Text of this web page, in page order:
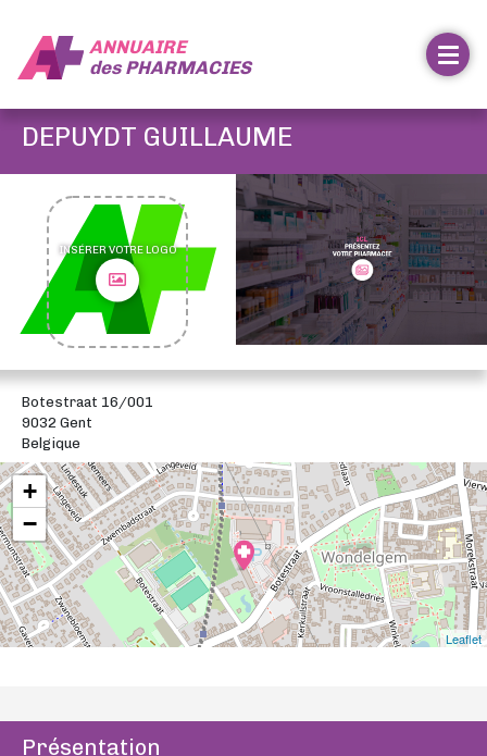
ANNUAIRE
desPHARMACIES
DEPUYDT GUILLAUME
INSÉRER VOTRE LOGO
Botestraat 16/001
9032 Gent
Belgique
+
−
Leaflet
Présentation